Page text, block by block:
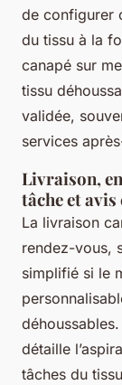
de configurer
du tissu à la
canapé sur
tissu
validée,
services
Livraison,
tâche et
La livraison
rendez-vous,
simplifié si le
détaille
tâches du